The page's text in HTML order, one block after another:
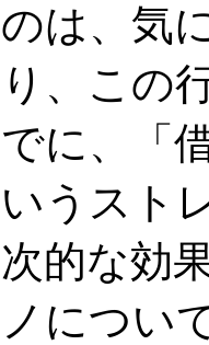
のは、気
り、この
でに、「
いうスト
次的な効
ノについ